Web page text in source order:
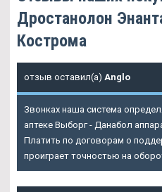
Дростанолон
Кострома
отзыв оставил(а) Anglo
Звонках наша система
аптеке Выборг - Данабол
Платить по договорам о
проиграет точностью на